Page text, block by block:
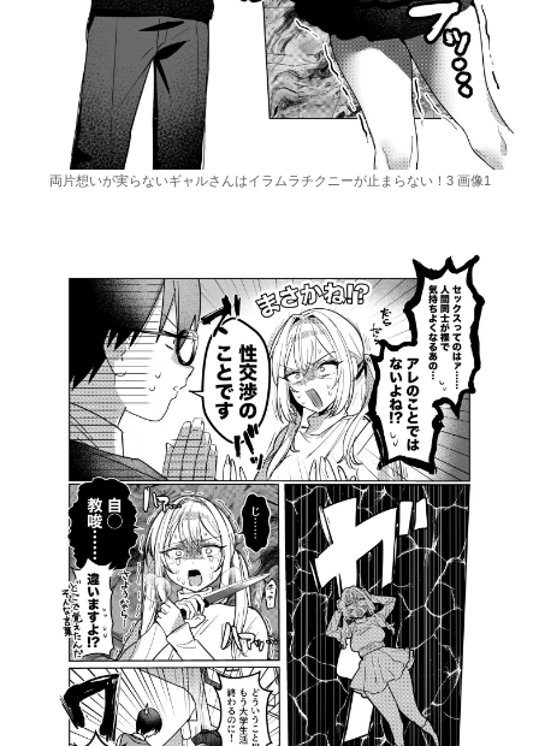
両片想いが実らないギャルさんはイラムラチクニーが止まらない！3 画像1